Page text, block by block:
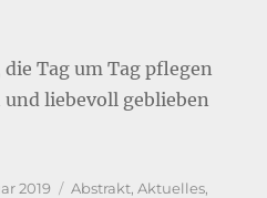
Tag um Tag pflegen
liebevoll geblieben
2019 Kategorien
Abstrakt,Aktuelles,